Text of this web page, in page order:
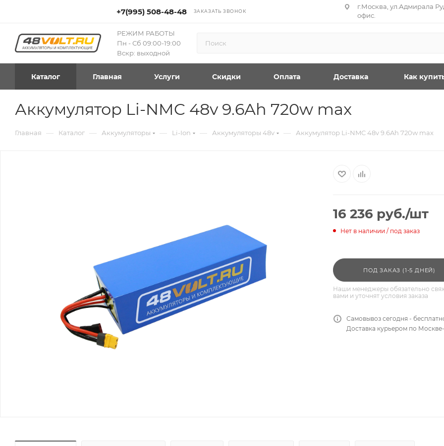
+7(995) 508-48-48 ЗАКАЗАТЬ ЗВОНОК
г.Москва, ул.Адмирала
офис.
РЕЖИМ РАБОТЫ
Пн - Сб 09:00-19:00
Вскр: выходной
Каталог Главная Услуги Скидки Оплата Доставка Как
Аккумулятор Li-NMC 48v 9.6Ah 720w max
Главная — Каталог — Аккумуляторы — Li-Ion — Аккумуляторы 48v — Аккумулятор Li-NMC 48v 9.6Ah 720w max
16 236 руб./шт
Нет в наличии / под заказ
ПОД ЗАКАЗ (1-5 ДНЕЙ)
Наши менеджеры обязательно
вами и уточнят условия заказа
Самовывоз сегодня -
Доставка курьером по